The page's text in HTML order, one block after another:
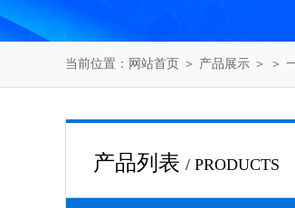
当前位置： 网站首页 ＞ 产品展示 ＞ ＞
产品列表 / PRODUCTS